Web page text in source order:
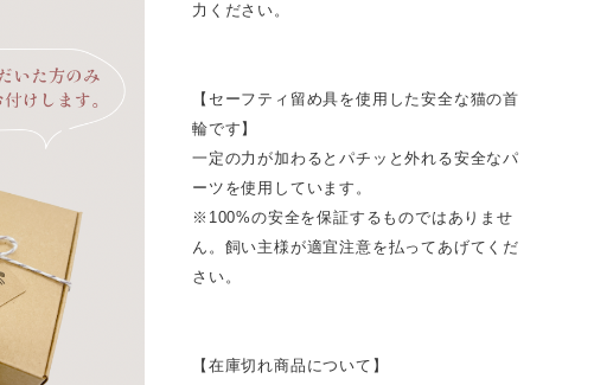
力ください。
【セーフティ留め具を使用した安全な猫の首
輪です】
一定の力が加わるとパチッと外れる安全なパ
ーツを使用しています。
※100%の安全を保証するものではありませ
ん。飼い主様が適宜注意を払ってあげてくだ
さい。
【在庫切れ商品について】